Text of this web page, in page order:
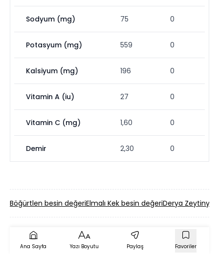
Sodyum (mg) 75 0
Potasyum (mg) 559 0
Kalsiyum (mg) 196 0
Vitamin A (iu) 27 0
Vitamin C (mg) 1,60 0
Demir 2,30 0
Böğürtlen besin değeriElmalı Kek besin değeriDerya
Ana Sayfa Yazı Boyutu Paylaş Favoriler